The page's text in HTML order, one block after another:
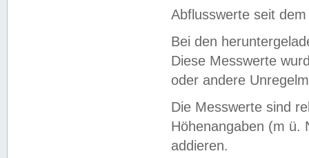
Abflusswerte seit
Bei den
Diese Messwerte
oder andere
Die Messwerte sind
Höhenangaben (m ü.
addieren.